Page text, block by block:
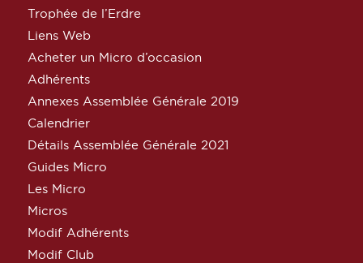
Trophée de l’Erdre
Liens Web
Acheter un Micro d’occasion
Adhérents
Annexes Assemblée Générale 2019
Calendrier
Détails Assemblée Générale 2021
Guides Micro
Les Micro
Micros
Modif Adhérents
Modif Club